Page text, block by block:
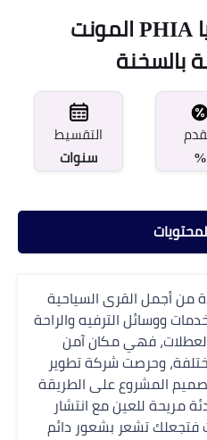
تعرف على منتجع فيا PHIA المونت
بالسخنة
%
التقسيط
سنوات
من أجمل القرى السياحية
ووسائل الترفيه والراحة
فهي مكان آمن
وحرصت شركة تطوير
المشروع على الطريقة
مريحة للعين مع انتشار
فتجعلك تشعر بشعور دائم